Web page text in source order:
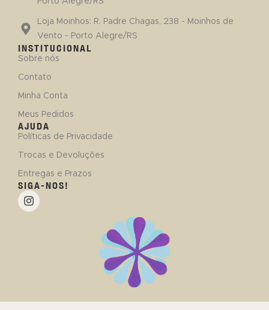
Loja Moinhos: R. Padre Chagas, 238 - Moinhos de
Vento - Porto Alegre/RS
INSTITUCIONAL
Sobre nós
Contato
Minha Conta
Meus Pedidos
AJUDA
Políticas de Privacidade
Trocas e Devoluções
Entregas e Prazos
SIGA-NOS!